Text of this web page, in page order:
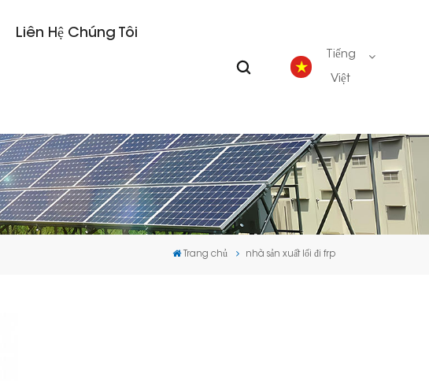
Liên Hệ Chúng Tôi
Tiếng
Việt
English
Deutsch
español
Trang chủ nhà sản xuất lối đi frp